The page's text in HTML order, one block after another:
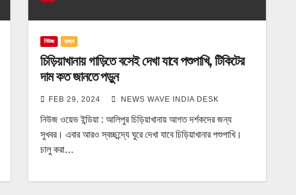
নিউজ রাজ্য
চিড়িয়াখানায় গাড়িতে বসেই দেখা যাবে পশুপাখি, টিকিটের
দাম কত জানতে পড়ুন
FEB 29, 2024 NEWS WAVE INDIA DESK
নিউজ ওয়েভ ইন্ডিয়া : আলিপুর চিড়িয়াখানায় আগত দর্শকদের জন্য
সুখবর। এবার আরও স্বচ্ছন্দ্যে ঘুরে দেখা যাবে চিড়িয়াখানার পশুপাখি।
চালু করা…